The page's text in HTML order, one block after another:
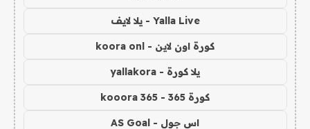
Yalla Live - يلا لايف
كورة اون لاين - koora onl
يلا كورة - yallakora
كورة 365 - kooora 365
اس جول - AS Goal